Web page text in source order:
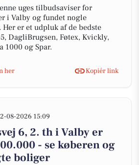
uges tilbudsaviser for
i Valby og fundet nogle
er et udpluk af de bedste
DagliBrugsen, Føtex, Kvickly,
1000 og Spar.
her Kopiér link
08-2026 15:09
6, 2. th i Valby er
- se køberen og
boliger